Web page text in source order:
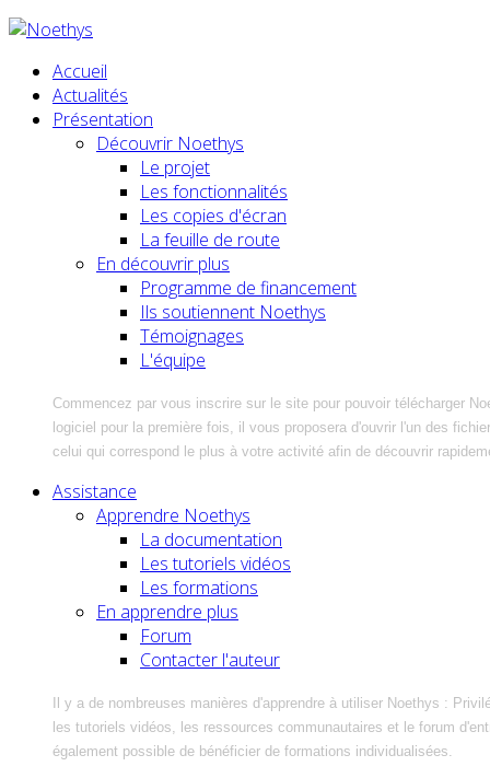
Accueil
Actualités
Présentation
Découvrir Noethys
Le projet
Les fonctionnalités
Les copies d'écran
La feuille de route
En découvrir plus
Programme de financement
Ils soutiennent Noethys
Témoignages
L'équipe
Commencez par vous inscrire sur le site pour pouvoir télécharger
logiciel pour la première fois, il vous proposera d'ouvrir l'un des
celui qui correspond le plus à votre activité afin de découvrir
Assistance
Apprendre Noethys
La documentation
Les tutoriels vidéos
Les formations
En apprendre plus
Forum
Contacter l'auteur
Il y a de nombreuses manières d'apprendre à utiliser Noethys :
les tutoriels vidéos, les ressources communautaires et le forum
également possible de bénéficier de formations individualisées.